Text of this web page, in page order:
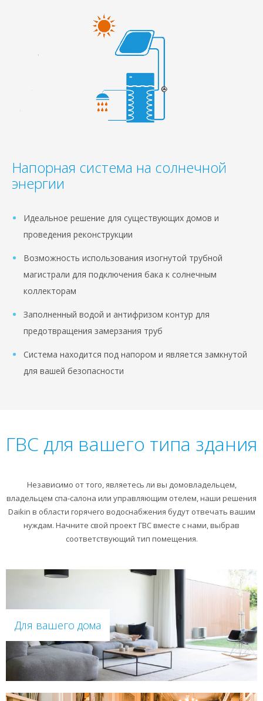
Напорная система на солнечной
энергии
Идеальное решение для существующих домов и
проведения реконструкции
Возможность использования изогнутой трубной
магистрали для подключения бака к солнечным
коллекторам
Заполненный водой и антифризом контур для
предотвращения замерзания труб
Система находится под напором и является замкнутой
для вашей безопасности
ГВС для вашего типа здания
Независимо от того, являетесь ли вы домовладельцем,
владельцем спа-салона или управляющим отелем, наши решения
Daikin в области горячего водоснабжения будут отвечать вашим
нуждам. Начните свой проект ГВС вместе с нами, выбрав
соответствующий тип помещения.
Для вашего дома